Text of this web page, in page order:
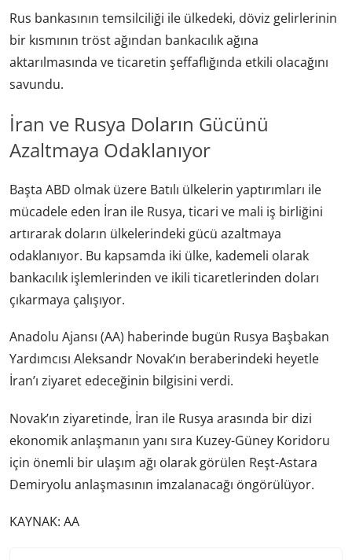
Rus bankasının temsilciliği ile ülkedeki, döviz gelirlerinin
bir kısmının tröst ağından bankacılık ağına
aktarılmasında ve ticaretin şeffaflığında etkili olacağını
savundu.
İran ve Rusya Doların Gücünü
Azaltmaya Odaklanıyor
Başta ABD olmak üzere Batılı ülkelerin yaptırımları ile
mücadele eden İran ile Rusya, ticari ve mali iş birliğini
artırarak doların ülkelerindeki gücü azaltmaya
odaklanıyor. Bu kapsamda iki ülke, kademeli olarak
bankacılık işlemlerinden ve ikili ticaretlerinden doları
çıkarmaya çalışıyor.
Anadolu Ajansı (AA) haberinde bugün Rusya Başbakan
Yardımcısı Aleksandr Novak’ın beraberindeki heyetle
İran’ı ziyaret edeceğinin bilgisini verdi.
Novak’ın ziyaretinde, İran ile Rusya arasında bir dizi
ekonomik anlaşmanın yanı sıra Kuzey-Güney Koridoru
için önemli bir ulaşım ağı olarak görülen Reşt-Astara
Demiryolu anlaşmasının imzalanacağı öngörülüyor.
KAYNAK: AA